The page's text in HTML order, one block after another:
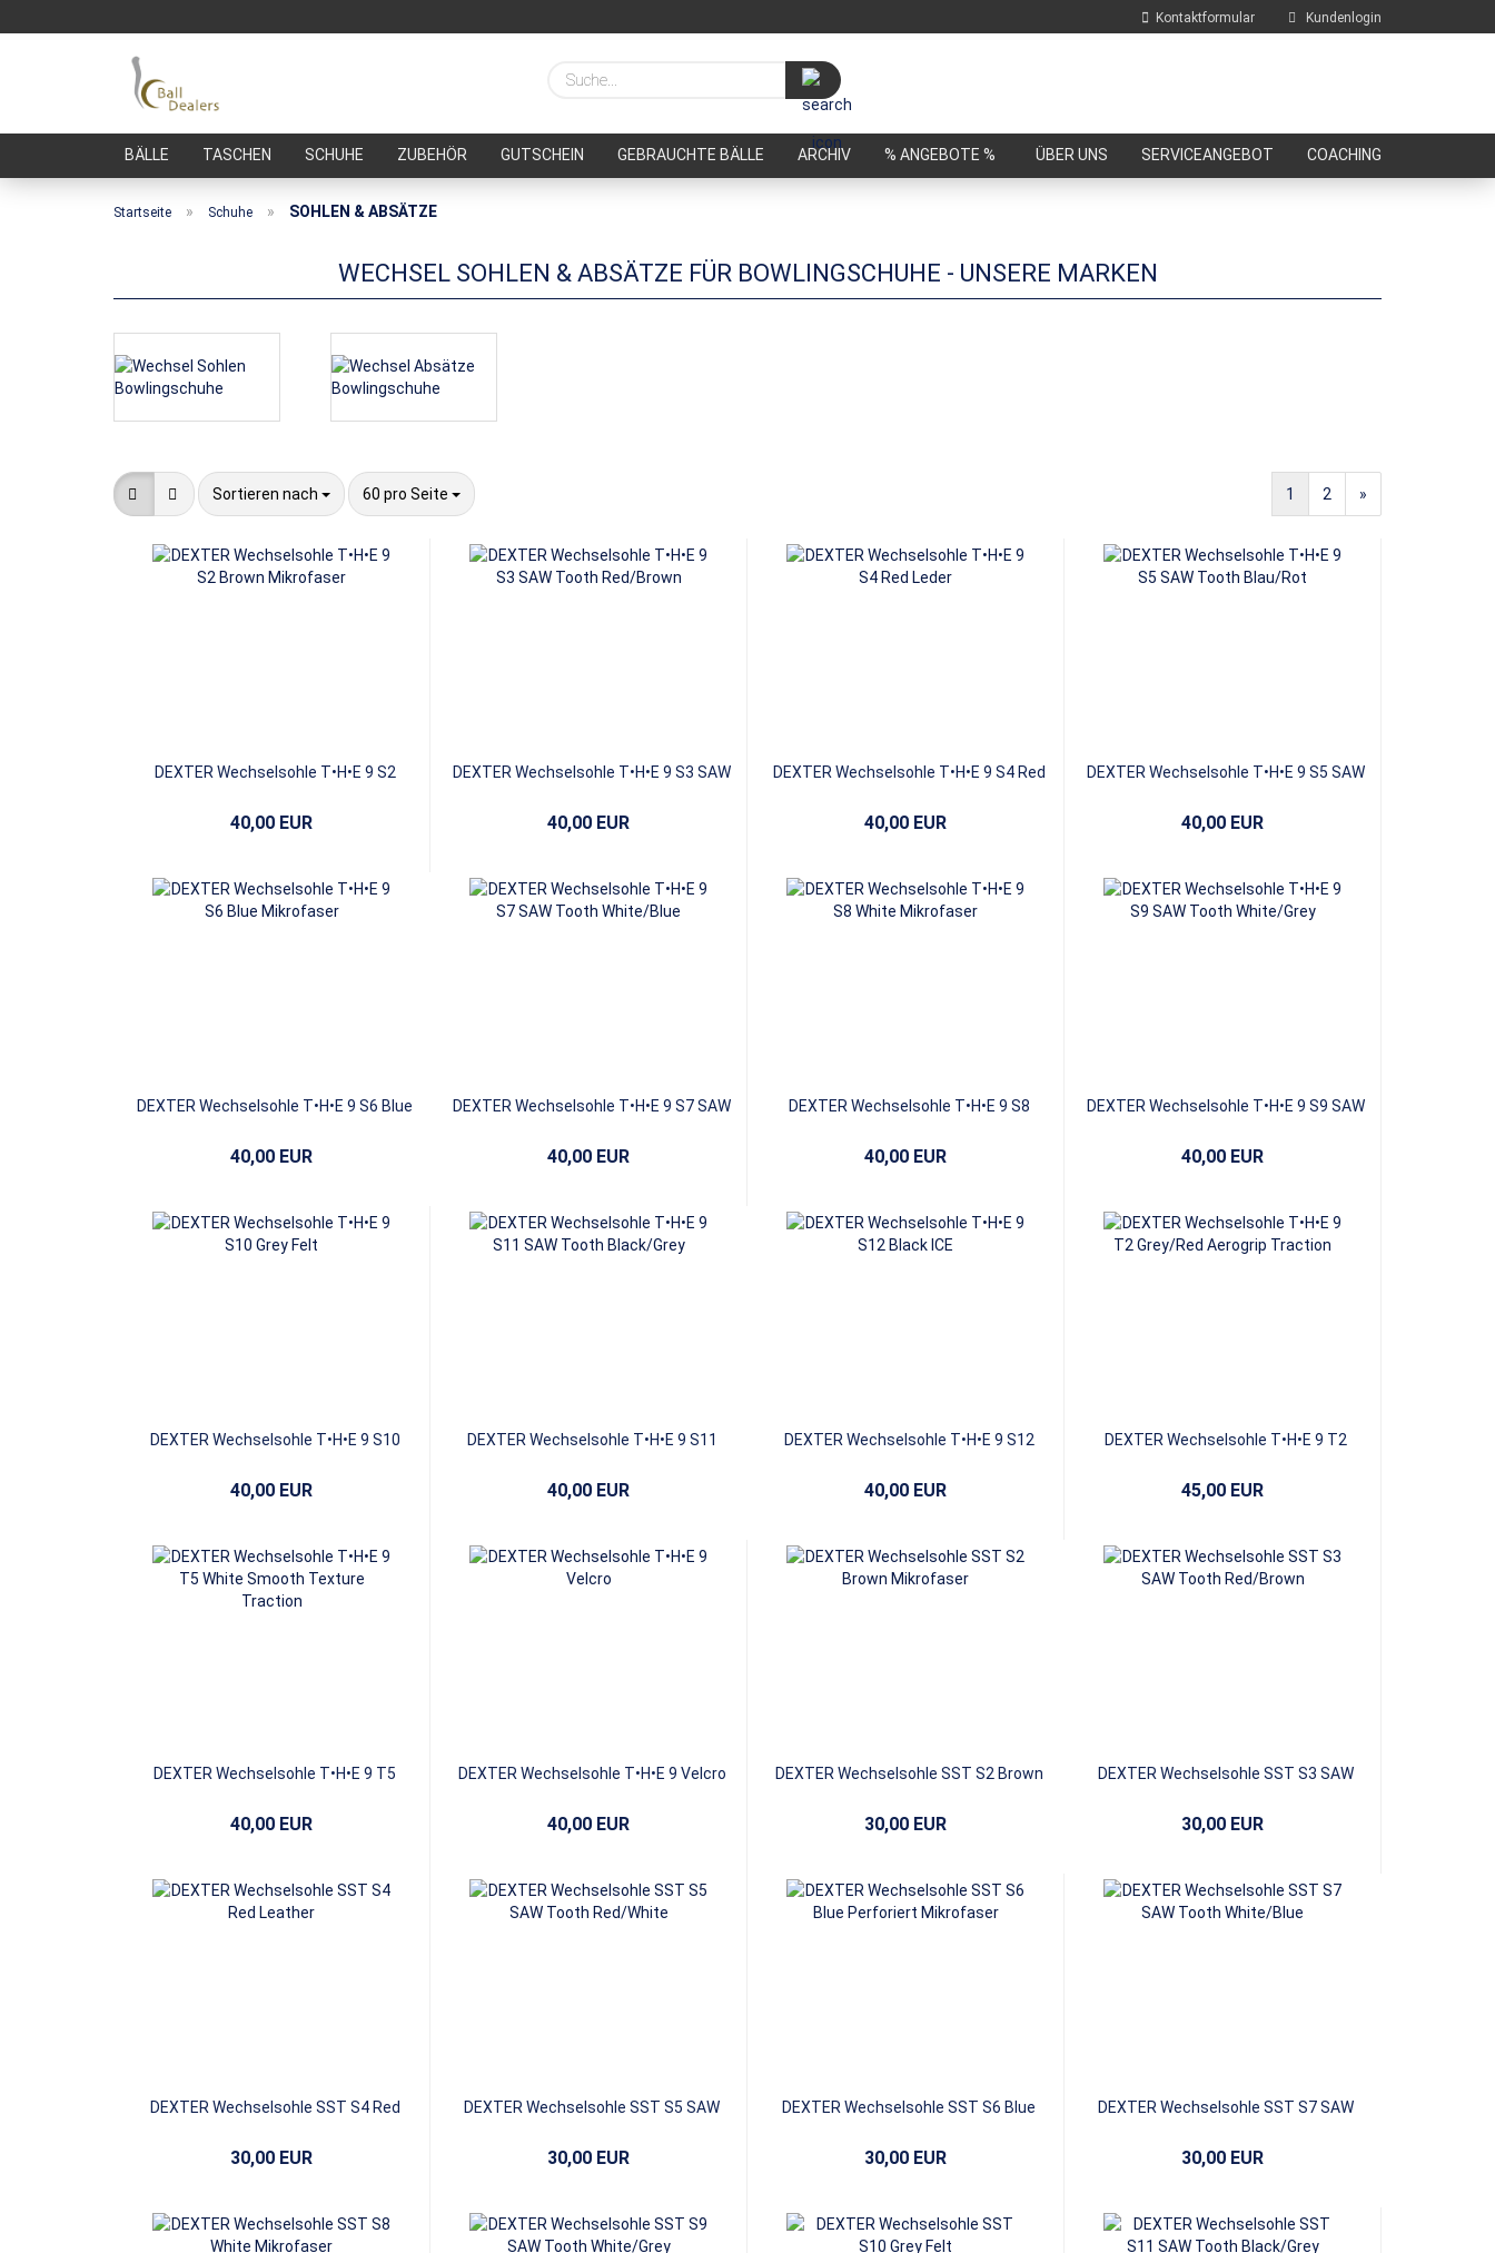
Kontaktformular Kundenlogin
E-Mail
Suche...
BÄLLE TASCHEN SCHUHE ZUBEHÖR GUTSCHEIN GEBRAUCHTE BÄLLE ARCHIV % ANGEBOTE % ÜBER UNS SERVICEANGEBOT COACHING
Startseite » Schuhe » SOHLEN & ABSÄTZE
WECHSEL SOHLEN & ABSÄTZE FÜR BOWLINGSCHUHE - UNSERE MARKEN
Sortieren nach
Sortieren nach 60 pro Seite
pro Seite 1 2 »
DEXTER Wechselsohle T•H•E 9 S2
40,00 EUR
DEXTER Wechselsohle T•H•E 9 S3 SAW
40,00 EUR
DEXTER Wechselsohle T•H•E 9 S4 Red
40,00 EUR
DEXTER Wechselsohle T•H•E 9 S5 SAW
40,00 EUR
DEXTER Wechselsohle T•H•E 9 S6 Blue
40,00 EUR
DEXTER Wechselsohle T•H•E 9 S7 SAW
40,00 EUR
DEXTER Wechselsohle T•H•E 9 S8
40,00 EUR
DEXTER Wechselsohle T•H•E 9 S9 SAW
40,00 EUR
DEXTER Wechselsohle T•H•E 9 S10
40,00 EUR
DEXTER Wechselsohle T•H•E 9 S11
40,00 EUR
DEXTER Wechselsohle T•H•E 9 S12
40,00 EUR
DEXTER Wechselsohle T•H•E 9 T2
45,00 EUR
DEXTER Wechselsohle T•H•E 9 T5
40,00 EUR
DEXTER Wechselsohle T•H•E 9 Velcro
40,00 EUR
DEXTER Wechselsohle SST S2 Brown
30,00 EUR
DEXTER Wechselsohle SST S3 SAW
30,00 EUR
DEXTER Wechselsohle SST S4 Red
30,00 EUR
DEXTER Wechselsohle SST S5 SAW
30,00 EUR
DEXTER Wechselsohle SST S6 Blue
30,00 EUR
DEXTER Wechselsohle SST S7 SAW
30,00 EUR